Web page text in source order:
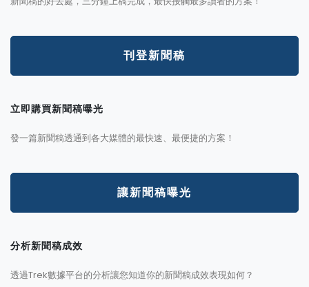
刊登新聞稿
立即購買新聞稿曝光
發一篇新聞稿透通到各大媒體的最快速、最便捷的方案！
讓新聞稿曝光
分析新聞稿成效
透過Trek數據平台的分析讓您知道你的新聞稿成效表現如何？